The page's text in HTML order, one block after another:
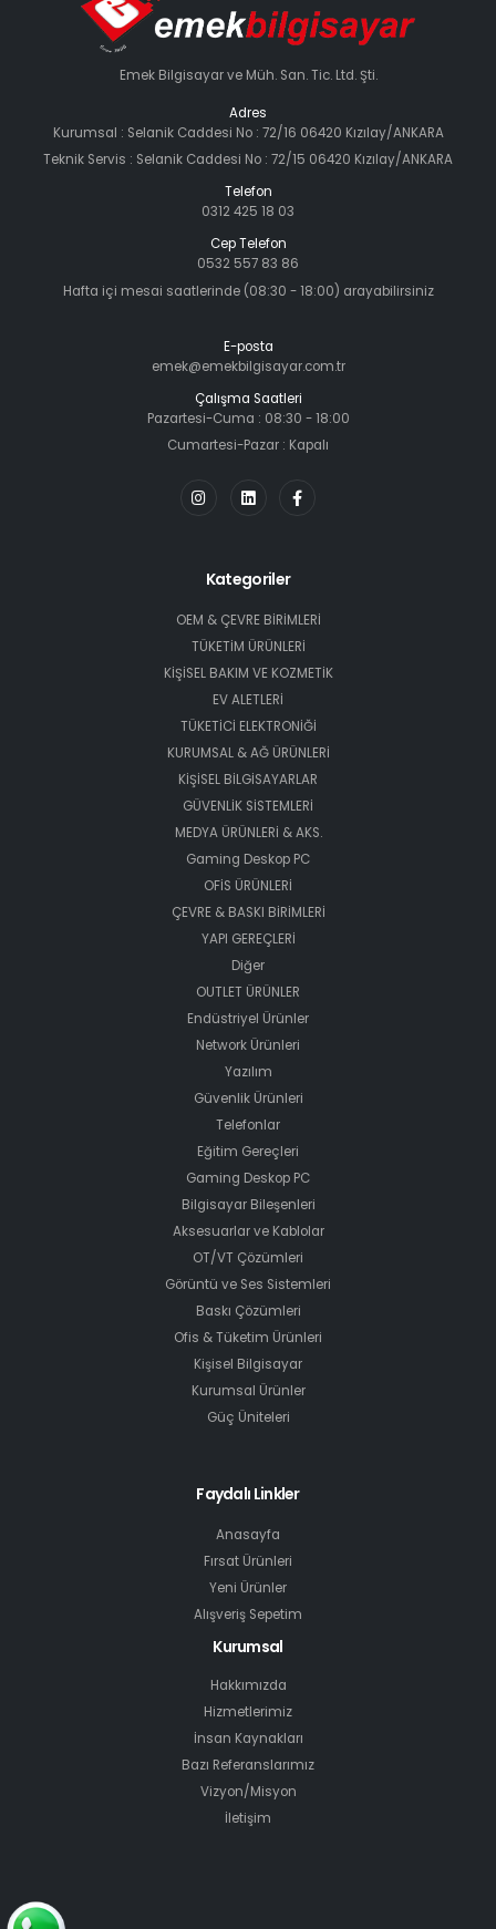
Emek Bilgisayar ve Müh. San. Tic. Ltd. Şti.
Adres
Kurumsal : Selanik Caddesi No : 72/16 06420 Kızılay/ANKARA
Teknik Servis : Selanik Caddesi No : 72/15 06420 Kızılay/ANKARA
Telefon
0312 425 18 03
Cep Telefon
0532 557 83 86
Hafta içi mesai saatlerinde (08:30 - 18:00) arayabilirsiniz
E-posta
emek@emekbilgisayar.com.tr
Çalışma Saatleri
Pazartesi-Cuma : 08:30 - 18:00
Cumartesi-Pazar : Kapalı
Kategoriler
OEM & ÇEVRE BİRİMLERİ
TÜKETİM ÜRÜNLERİ
KİŞİSEL BAKIM VE KOZMETİK
EV ALETLERİ
TÜKETİCİ ELEKTRONİĞİ
KURUMSAL & AĞ ÜRÜNLERİ
KİŞİSEL BİLGİSAYARLAR
GÜVENLİK SİSTEMLERİ
MEDYA ÜRÜNLERİ & AKS.
Gaming Deskop PC
OFİS ÜRÜNLERİ
ÇEVRE & BASKI BİRİMLERİ
YAPI GEREÇLERİ
Diğer
OUTLET ÜRÜNLER
Endüstriyel Ürünler
Network Ürünleri
Yazılım
Güvenlik Ürünleri
Telefonlar
Eğitim Gereçleri
Gaming Deskop PC
Bilgisayar Bileşenleri
Aksesuarlar ve Kablolar
OT/VT Çözümleri
Görüntü ve Ses Sistemleri
Baskı Çözümleri
Ofis & Tüketim Ürünleri
Kişisel Bilgisayar
Kurumsal Ürünler
Güç Üniteleri
Faydalı Linkler
Anasayfa
Fırsat Ürünleri
Yeni Ürünler
Alışveriş Sepetim
Kurumsal
Hakkımızda
Hizmetlerimiz
İnsan Kaynakları
Bazı Referanslarımız
Vizyon/Misyon
İletişim